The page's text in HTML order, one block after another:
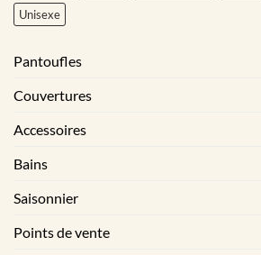
Unisexe
Pantoufles
Couvertures
Accessoires
Bains
Saisonnier
Points de vente